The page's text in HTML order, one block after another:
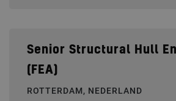
Senior Structural Hull
(FEA)
ROTTERDAM, NEDERLAND